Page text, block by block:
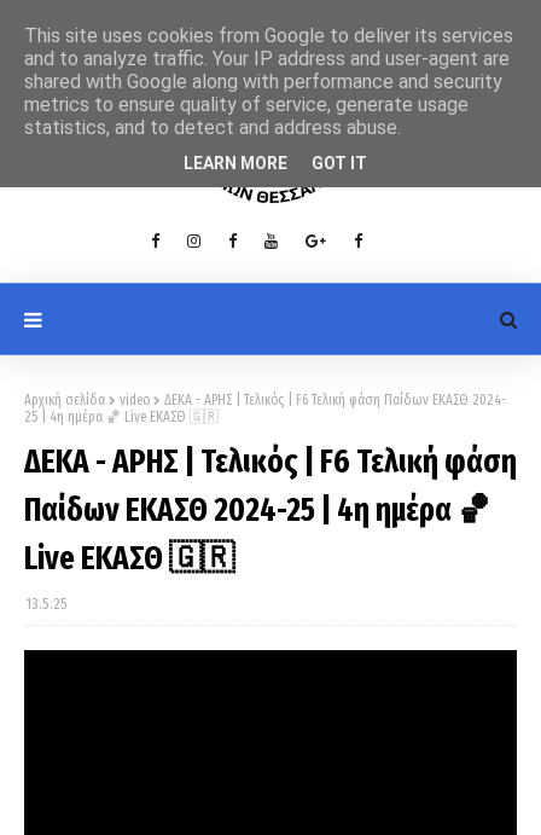
Αρχική σελίδα video
ΔΕΚΑ - ΑΡΗΣ | Τελικός | F6 Τελική φάση Παίδων ΕΚΑΣΘ 2024-
25 | 4η ημέρα 🏀 Live ΕΚΑΣΘ 🇬🇷
ΔΕΚΑ - ΑΡΗΣ | Τελικός | F6 Τελική φάση
Παίδων ΕΚΑΣΘ 2024-25 | 4η ημέρα 🏀
Live ΕΚΑΣΘ 🇬🇷
13.5.25
This site uses cookies from Google to deliver its services
and to analyze traffic. Your IP address and user-agent are
shared with Google along with performance and security
metrics to ensure quality of service, generate usage
statistics, and to detect and address abuse.
LEARN MORE GOT IT